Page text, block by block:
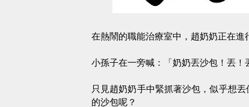
在熱鬧的職能治療室中，趙奶奶正在進
小孫子在一旁喊：「奶奶丟沙包！丟！
只見趙奶奶手中緊抓著沙包，似乎想
的沙包呢？